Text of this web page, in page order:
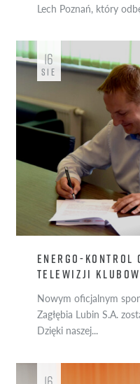
Lech Poznań, który
ENERGO-KONTROL
TELEWIZJI
Nowym oficjalnym
Zagłębia Lubin S.A.
Dzięki naszej...
16
SIE